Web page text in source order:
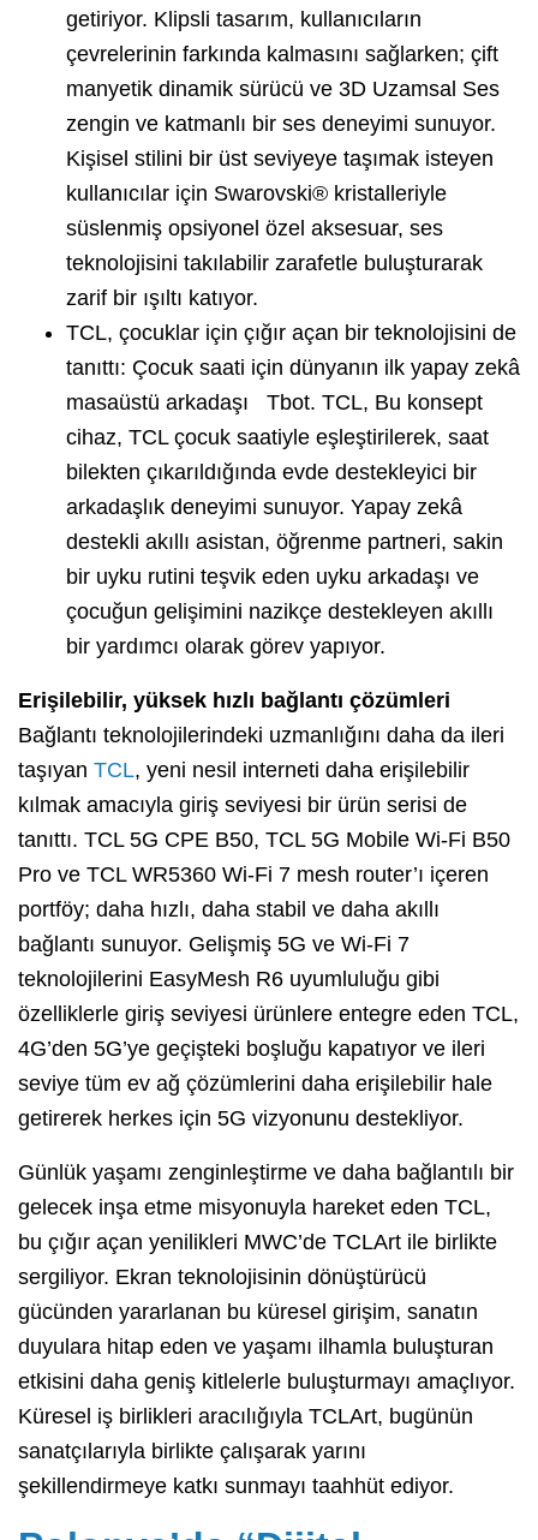
getiriyor. Klipsli tasarım, kullanıcıların
çevrelerinin farkında kalmasını sağlarken; çift
manyetik dinamik sürücü ve 3D Uzamsal Ses
zengin ve katmanlı bir ses deneyimi sunuyor.
Kişisel stilini bir üst seviyeye taşımak isteyen
kullanıcılar için Swarovski® kristalleriyle
süslenmiş opsiyonel özel aksesuar, ses
teknolojisini takılabilir zarafetle buluşturarak
zarif bir ışıltı katıyor.
TCL, çocuklar için çığır açan bir teknolojisini de
tanıttı: Çocuk saati için dünyanın ilk yapay zekâ
masaüstü arkadaşı Tbot. TCL, Bu konsept
cihaz, TCL çocuk saatiyle eşleştirilerek, saat
bilekten çıkarıldığında evde destekleyici bir
arkadaşlık deneyimi sunuyor. Yapay zekâ
destekli akıllı asistan, öğrenme partneri, sakin
bir uyku rutini teşvik eden uyku arkadaşı ve
çocuğun gelişimini nazikçe destekleyen akıllı
bir yardımcı olarak görev yapıyor.
Erişilebilir, yüksek hızlı bağlantı çözümleri
Bağlantı teknolojilerindeki uzmanlığını daha da ileri
taşıyan TCL, yeni nesil interneti daha erişilebilir
kılmak amacıyla giriş seviyesi bir ürün serisi de
tanıttı. TCL 5G CPE B50, TCL 5G Mobile Wi-Fi B50
Pro ve TCL WR5360 Wi-Fi 7 mesh router’ı içeren
portföy; daha hızlı, daha stabil ve daha akıllı
bağlantı sunuyor. Gelişmiş 5G ve Wi-Fi 7
teknolojilerini EasyMesh R6 uyumluluğu gibi
özelliklerle giriş seviyesi ürünlere entegre eden TCL,
4G’den 5G’ye geçişteki boşluğu kapatıyor ve ileri
seviye tüm ev ağ çözümlerini daha erişilebilir hale
getirerek herkes için 5G vizyonunu destekliyor.
Günlük yaşamı zenginleştirme ve daha bağlantılı bir
gelecek inşa etme misyonuyla hareket eden TCL,
bu çığır açan yenilikleri MWC’de TCLArt ile birlikte
sergiliyor. Ekran teknolojisinin dönüştürücü
gücünden yararlanan bu küresel girişim, sanatın
duyulara hitap eden ve yaşamı ilhamla buluşturan
etkisini daha geniş kitlelerle buluşturmayı amaçlıyor.
Küresel iş birlikleri aracılığıyla TCLArt, bugünün
sanatçılarıyla birlikte çalışarak yarını
şekillendirmeye katkı sunmayı taahhüt ediyor.